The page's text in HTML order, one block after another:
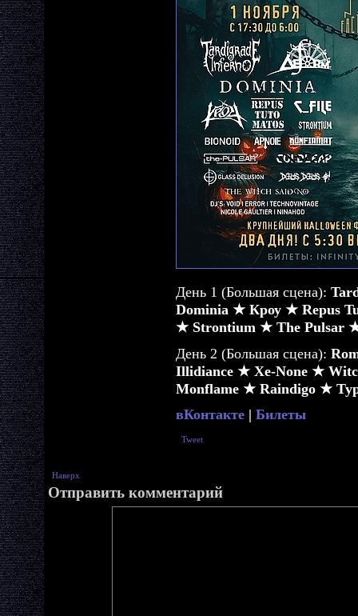
День 1 (Большая сцена):
Dominia ★ Кроу ★ Repus
★ Strontium ★ The Pulsar
День 2 (Большая сцена):
Illidiance ★ Xe-None ★
Monflame ★ Raindigo ★
вКонтакте | Билеты
Tweet
Наверх
Отправить комментарий